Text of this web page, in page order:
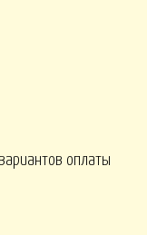
оплаты